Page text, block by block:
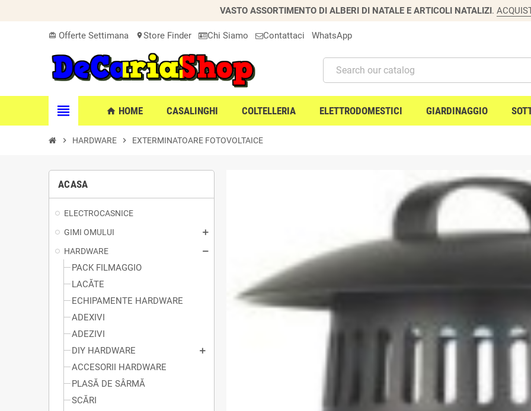
VASTO ASSORTIMENTO DI ALBERI DI NATALE E ARTICOLI NATALIZI.
card_giftcard Offerte Settimana location_onStore Finder Chi Siamo Contattaci WhatsApp
view_headline home HOME CASALINGHI COLTELLERIA ELETTRODOMESTICI GIARDINAGGIO
chevron_right HARDWARE chevron_right EXTERMINATOARE FOTOVOLTAICE
ACASA
ELECTROCASNICE
GIMI OMULUI
HARDWARE
PACK FILMAGGIO
LACĂTE
ECHIPAMENTE HARDWARE
ADEXIVI
ADEZIVI
DIY HARDWARE
ACCESORII HARDWARE
PLASĂ DE SÂRMĂ
SCĂRI